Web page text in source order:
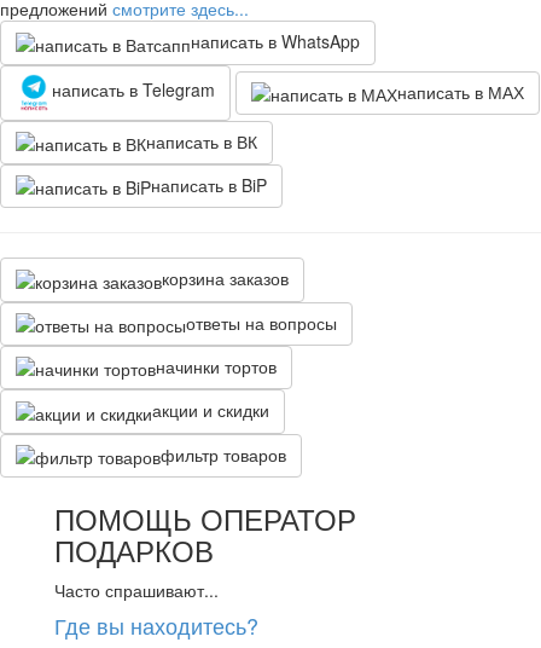
предложений смотрите здесь...
написать в WhatsApp
написать в Telegram
написать в МАХ
написать в ВК
написать в BiP
корзина заказов
ответы на вопросы
начинки тортов
акции и скидки
фильтр товаров
ПОМОЩЬ ОПЕРАТОР
ПОДАРКОВ
Часто спрашивают...
Где вы находитесь?